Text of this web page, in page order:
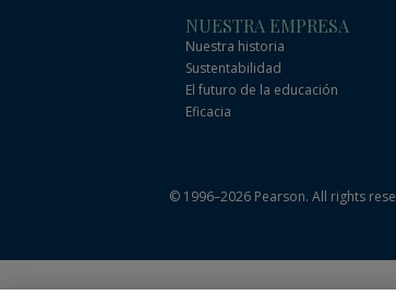
NUESTRA EMPRESA
Nuestra historia
Sustentabilidad
El futuro de la educación
Eficacia
© 1996–2026 Pearson. All rights